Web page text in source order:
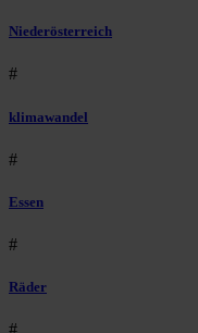
Niederösterreich
#
klimawandel
#
Essen
#
Räder